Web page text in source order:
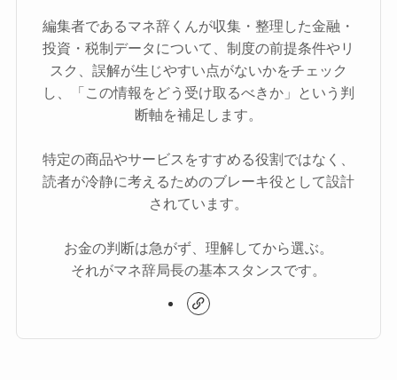
編集者であるマネ辞くんが収集・整理した金融・
投資・税制データについて、制度の前提条件やリ
スク、誤解が生じやすい点がないかをチェック
し、「この情報をどう受け取るべきか」という判
断軸を補足します。
特定の商品やサービスをすすめる役割ではなく、
読者が冷静に考えるためのブレーキ役として設計
されています。
お金の判断は急がず、理解してから選ぶ。
それがマネ辞局長の基本スタンスです。